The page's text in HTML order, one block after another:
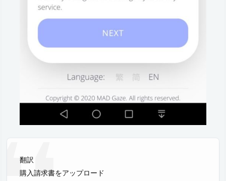
翻訳
購入請求書をアップロード